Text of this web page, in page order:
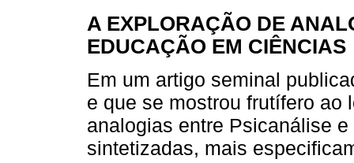
A EXPLORAÇÃO DE
EDUCAÇÃO EM CIÊNCIAS
Em um artigo seminal
e que se mostrou frutífero ao
analogias entre Psicanálise
sintetizadas, mais